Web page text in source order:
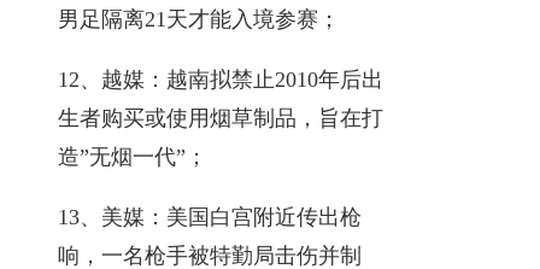
男足隔离21天才能入境参赛；
12、越媒：越南拟禁止2010年后出
生者购买或使用烟草制品，旨在打
造”无烟一代”；
13、美媒：美国白宫附近传出枪
响，一名枪手被特勤局击伤并制